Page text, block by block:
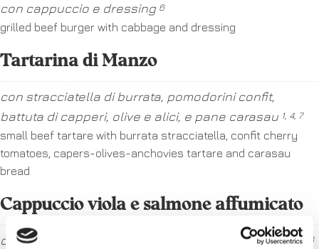
con cappuccio e dressing 6
grilled beef burger with cabbage and dressing
Tartarina di Manzo
con stracciatella di burrata, pomodorini confit,
battuta di capperi, olive e alici, e pane carasau 1, 4, 7
small beef tartare with burrata stracciatella, confit cherry
tomatoes, capers-olives-anchovies tartare and carasau
bread
Cappuccio viola e salmone affumicato
con dressing ai frutti di bosco, mela e noci tostate4, 8